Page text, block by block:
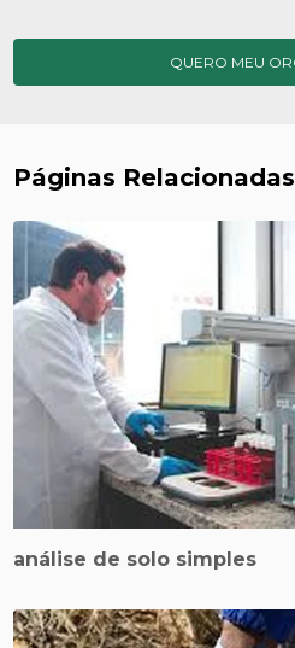
QUERO MEU
Páginas Relacionadas
análise de solo simples